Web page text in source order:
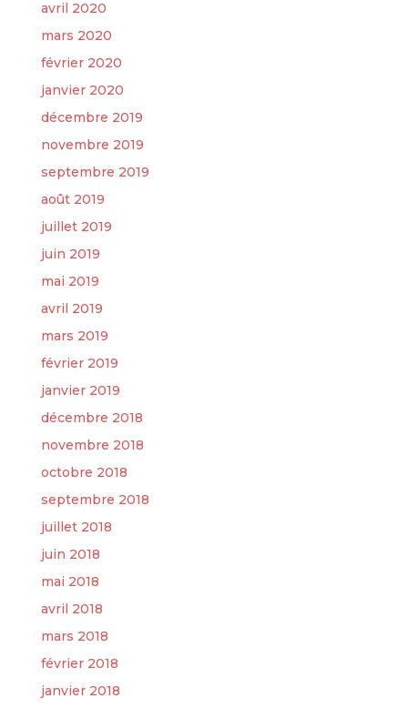
avril 2020
mars 2020
février 2020
janvier 2020
décembre 2019
novembre 2019
septembre 2019
août 2019
juillet 2019
juin 2019
mai 2019
avril 2019
mars 2019
février 2019
janvier 2019
décembre 2018
novembre 2018
octobre 2018
septembre 2018
juillet 2018
juin 2018
mai 2018
avril 2018
mars 2018
février 2018
janvier 2018